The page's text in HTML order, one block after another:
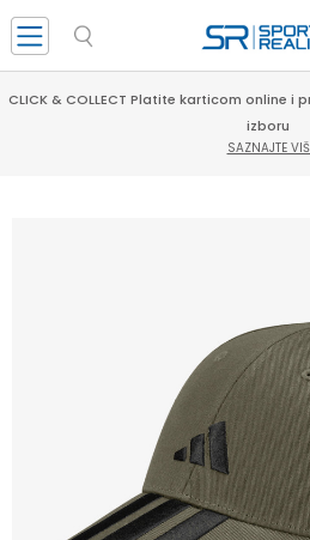
CLICK & COLLECT Platite karticom online i
izboru
SAZNAJTE